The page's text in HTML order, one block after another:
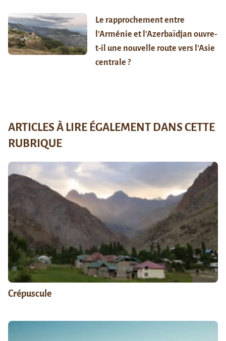
Le rapprochement entre
l’Arménie et l’Azerbaïdjan ouvre-
t-il une nouvelle route vers l’Asie
centrale ?
ARTICLES À LIRE ÉGALEMENT DANS CETTE
RUBRIQUE
Crépuscule